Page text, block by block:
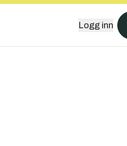
Logg inn